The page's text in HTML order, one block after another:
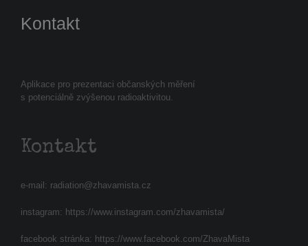
Aplikace pro prezentaci občanských měření
s potenciálně zvýšenou radioaktivitou.
Kontakt
e-mail: radiation@zhavamista.cz
instagram: https://www.instagram.com/zhavamista/
facebook stránka: https://www.facebook.com/ZhavaMista
Kontakt